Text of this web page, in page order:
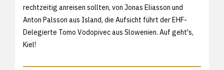
rechtzeitig anreisen sollten, von Jonas Eliasson und
Anton Palsson aus Island, die Aufsicht führt der EHF-
Delegierte Tomo Vodopivec aus Slowenien. Auf geht's,
Kiel!